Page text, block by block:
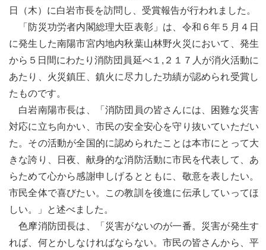
日（木）に白岩市長を訪問し、受賞報告が行われました。
「防災功労者内閣総理大臣表彰」は、令和６年５月４日
に発生した南陽市宮内地内秋葉山林野火災において、発生
から５日間にわたり消防団員延べ１,２１７人が消火活動に
あたり、火災鎮圧、鎮火に尽力した功績が認められ受賞し
たものです。
白岩南陽市長は、「消防団員の皆さんには、困難な災害
対応に立ち向かい、市民の安全安心を守り抜いていただい
た。その活動が全国的に認められたことは本市にとって大
きな誇り、日夜、献身的な消防活動に市民を代表して、あ
らためて心から感謝申しげるとともに、敬意を表したい。
市民全体で喜びたい。この教訓を後進に伝承していってほ
しい。」と述べました。
色摩消防団長は、「災害がないのが一番。災害が発生す
れば、何とかしなければならない。市民の皆さんから、平